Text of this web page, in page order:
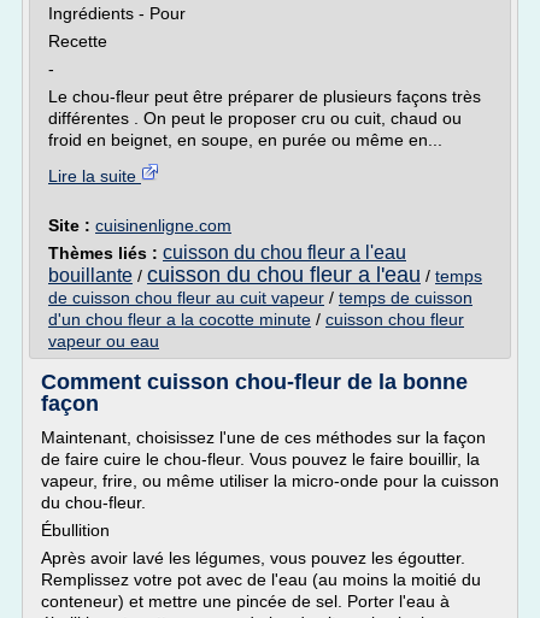
Ingrédients - Pour
Recette
-
Le chou-fleur peut être préparer de plusieurs façons très
différentes . On peut le proposer cru ou cuit, chaud ou
froid en beignet, en soupe, en purée ou même en...
Lire la suite
Site : cuisinenligne.com
Thèmes liés : cuisson du chou fleur a l'eau
bouillante / cuisson du chou fleur a l'eau / temps
de cuisson chou fleur au cuit vapeur / temps de cuisson
d'un chou fleur a la cocotte minute / cuisson chou fleur
vapeur ou eau
Comment cuisson chou-fleur de la bonne
façon
Maintenant, choisissez l'une de ces méthodes sur la façon
de faire cuire le chou-fleur. Vous pouvez le faire bouillir, la
vapeur, frire, ou même utiliser la micro-onde pour la cuisson
du chou-fleur.
Ébullition
Après avoir lavé les légumes, vous pouvez les égoutter.
Remplissez votre pot avec de l'eau (au moins la moitié du
conteneur) et mettre une pincée de sel. Porter l'eau à